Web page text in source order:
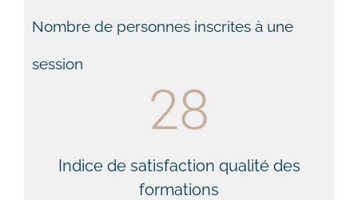
Nombre de personnes inscrites à une
session
28
Indice de satisfaction qualité des
formations